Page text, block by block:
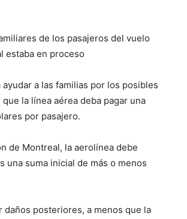
de los pasajeros del vuelo
estaba en proceso
a las familias por los posibles
la línea aérea deba pagar una
por pasajero.
de Montreal, la aerolínea debe
una suma inicial de más o menos
posteriores, a menos que la